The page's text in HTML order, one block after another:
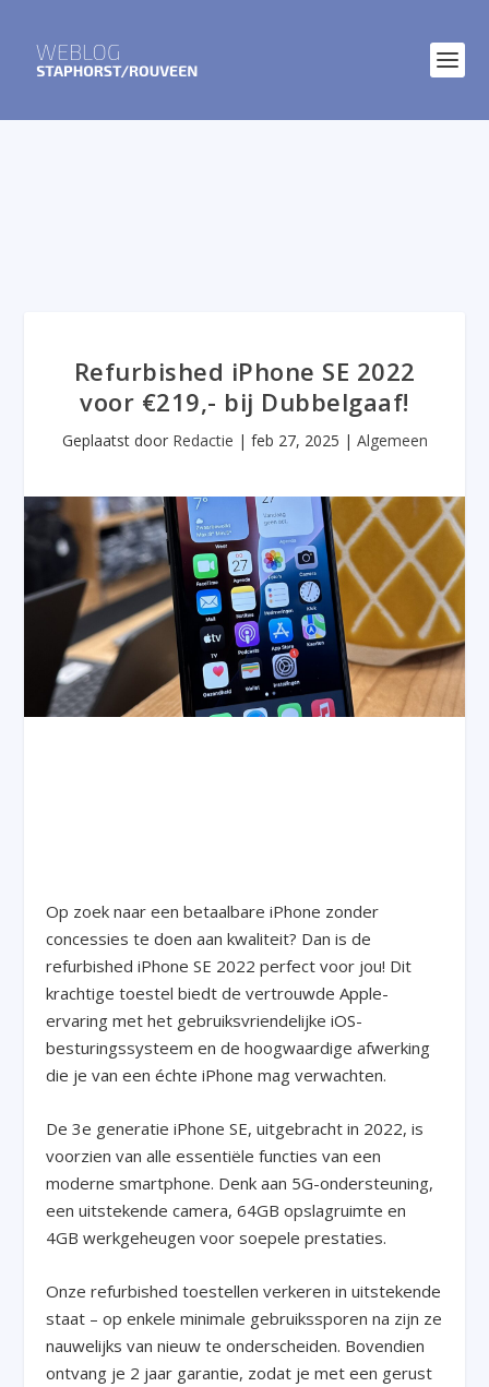
Refurbished iPhone SE 2022
voor €219,- bij Dubbelgaaf!
Geplaatst door Redactie | feb 27, 2025 | Algemeen
Op zoek naar een betaalbare iPhone zonder
concessies te doen aan kwaliteit? Dan is de
refurbished iPhone SE 2022 perfect voor jou! Dit
krachtige toestel biedt de vertrouwde Apple-
ervaring met het gebruiksvriendelijke iOS-
besturingssysteem en de hoogwaardige afwerking
die je van een échte iPhone mag verwachten.
De 3e generatie iPhone SE, uitgebracht in 2022, is
voorzien van alle essentiële functies van een
moderne smartphone. Denk aan 5G-ondersteuning,
een uitstekende camera, 64GB opslagruimte en
4GB werkgeheugen voor soepele prestaties.
Onze refurbished toestellen verkeren in uitstekende
staat – op enkele minimale gebruikssporen na zijn ze
nauwelijks van nieuw te onderscheiden. Bovendien
ontvang je 2 jaar garantie, zodat je met een gerust